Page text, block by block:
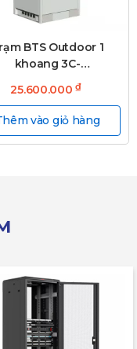
BTS Outdoor 1
khoang 3C-
25.600.000₫
vào giỏ hàng